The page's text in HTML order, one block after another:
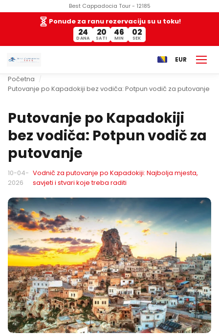
Best Cappadocia Tour - 12185
Ponude za ranu rezervaciju su u toku!
24
DANA
20
SATI
46
MIN
01
SEK
EUR
Početna
Putovanje po Kapadokiji bez vodiča: Potpun vodič za putovanje
Putovanje po Kapadokiji
bez vodiča: Potpun vodič za
putovanje
10-04-
2026
Vodnič za putovanje po Kapadokiji: Najbolja mjesta,
savjeti i stvari koje treba raditi